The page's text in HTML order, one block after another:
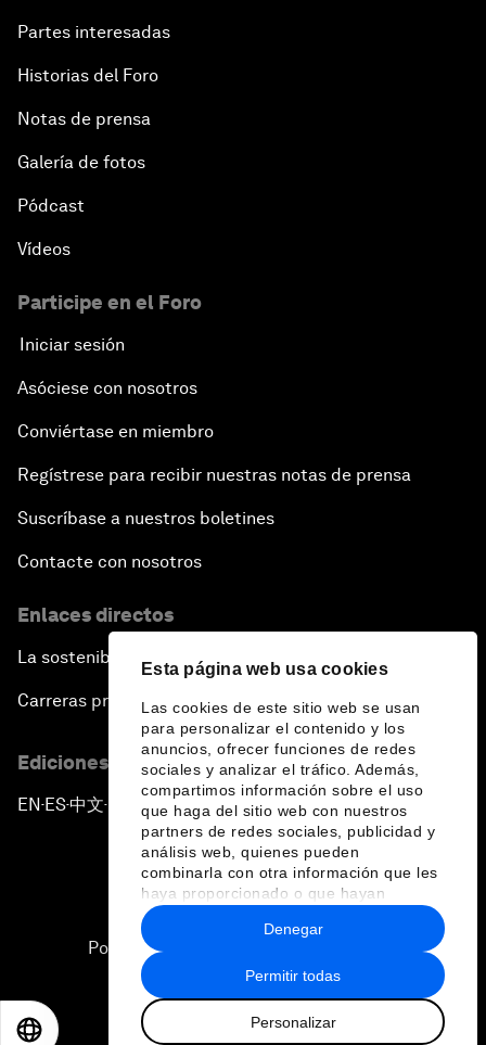
Esta página web usa cookies
Las cookies de este sitio web se usan
para personalizar el contenido y los
anuncios, ofrecer funciones de redes
sociales y analizar el tráfico. Además,
compartimos información sobre el uso
que haga del sitio web con nuestros
partners de redes sociales, publicidad y
análisis web, quienes pueden
combinarla con otra información que les
haya proporcionado o que hayan
recopilado a partir del uso que haya
hecho de sus servicios.
Permitir todas
Personalizar
Denegar
Partes interesadas
Historias del Foro
Notas de prensa
Galería de fotos
Pódcast
Vídeos
Participe en el Foro
Iniciar sesión
Asóciese con nosotros
Conviértase en miembro
Regístrese para recibir nuestras notas de prensa
Suscríbase a nuestros boletines
Contacte con nosotros
Enlaces directos
La sostenibilidad en el Foro
Carreras profesionales
Ediciones en otros idiomas
EN ▪ES▪中文▪ 日本語
Política de privacidad y normas de uso
Sitemap
2026 Foro Económico Mundial